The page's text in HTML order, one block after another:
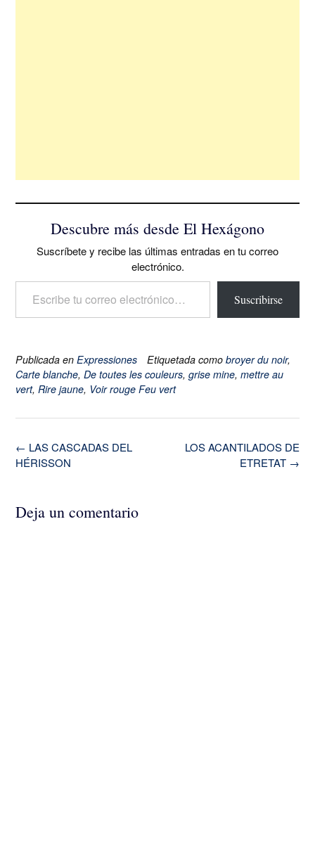
Descubre más desde El Hexágono
Suscríbete y recibe las últimas entradas en tu correo
electrónico.
Escribe tu correo electrónico…
Suscribirse
Publicada en Expressiones Etiquetada como broyer du noir,
Carte blanche, De toutes les couleurs, grise mine, mettre au
vert, Rire jaune, Voir rouge Feu vert
Navegación
de
LOS ACANTILADOS DE
ETRETAT →
← LAS CASCADAS DEL
HÉRISSON
Deja un comentario